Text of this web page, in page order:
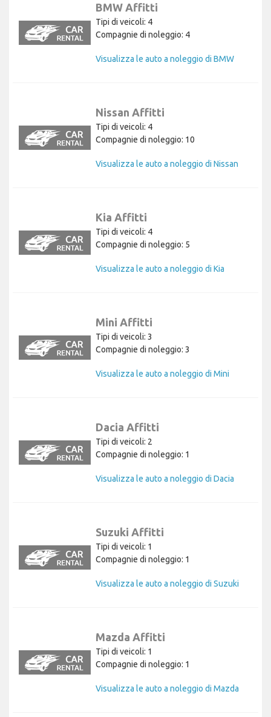
BMW Affitti
Tipi di veicoli: 4
Compagnie di noleggio: 4
Visualizza le auto a noleggio di BMW
Nissan Affitti
Tipi di veicoli: 4
Compagnie di noleggio: 10
Visualizza le auto a noleggio di Nissan
Kia Affitti
Tipi di veicoli: 4
Compagnie di noleggio: 5
Visualizza le auto a noleggio di Kia
Mini Affitti
Tipi di veicoli: 3
Compagnie di noleggio: 3
Visualizza le auto a noleggio di Mini
Dacia Affitti
Tipi di veicoli: 2
Compagnie di noleggio: 1
Visualizza le auto a noleggio di Dacia
Suzuki Affitti
Tipi di veicoli: 1
Compagnie di noleggio: 1
Visualizza le auto a noleggio di Suzuki
Mazda Affitti
Tipi di veicoli: 1
Compagnie di noleggio: 1
Visualizza le auto a noleggio di Mazda